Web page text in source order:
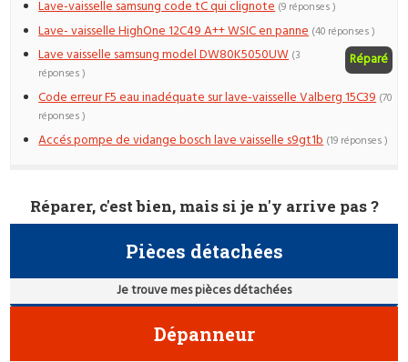
Lave-vaisselle samsung code tC qui clignote (9 réponses )
Lave- vaisselle HighOne 12C49 A++ WSIC en panne (40 réponses )
Lave vaisselle samsung model DW80K5050UW Réparé
(3
réponses )
Code erreur F5 eau inadéquate sur lave-vaisselle Valberg 15C39 (70
réponses )
Accés pompe de vidange bosch lave vaisselle s9gt1b (19 réponses )
Réparer, c'est bien, mais si je n'y arrive pas ?
Pièces détachées
Je trouve mes pièces détachées
Dépanneur